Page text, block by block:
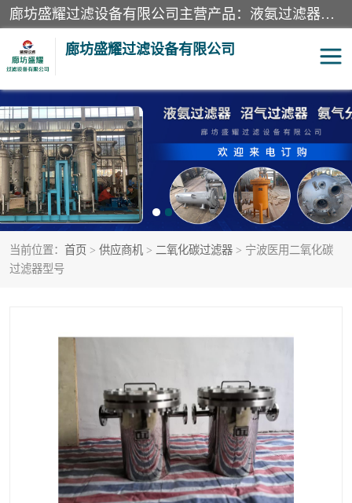
廊坊盛耀过滤设备有限公司主营产品：液氨过滤器、沼气过滤器、氨气分离器、二氧化碳过滤器、过滤器、液氨氨气过滤器、天然气过滤器、管道过滤器、*过滤器、液氨除油除水过滤器、氨气除油除水过滤器、焦炉煤气除焦油过滤器等。
廊坊盛耀过滤设备有限公司
当前位置： 首页 > 供应商机 > 二氧化碳过滤器 > 宁波医用二氧化碳
过滤器型号
二氧化碳过滤器 过滤器
液氨氨气过滤器 沼气过滤器
天然气过滤器 管道过滤器
甲醇过滤器 液氨除油除水过滤器
化工盐酸气聚结器 耐腐蚀除雾器滤芯